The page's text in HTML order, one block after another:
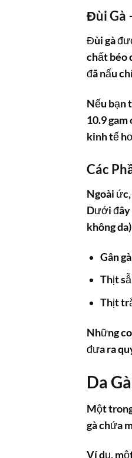
Đùi Gà
Đùi gà
chất béo
đã nấu
Nếu bạn
10.9
kinh tế
Các
Ngoài
Dưới
không
Gân
Thịt
Thịt
Những
đưa ra
Da
Một
gà chứa
Ví dụ,